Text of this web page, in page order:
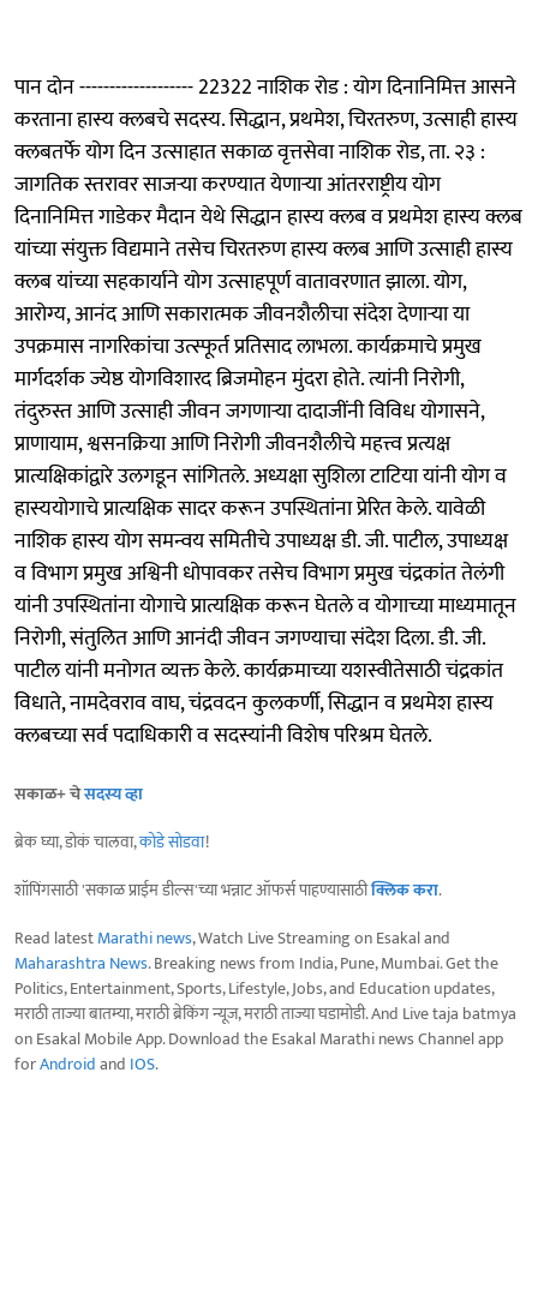
पान दोन ------------------- 22322 नाशिक रोड : योग दिनानिमित्त आसने
करताना हास्य क्लबचे सदस्य. सिद्धान, प्रथमेश, चिरतरुण, उत्साही हास्य
क्लबतर्फे योग दिन उत्साहात सकाळ वृत्तसेवा नाशिक रोड, ता. २३ :
जागतिक स्तरावर साजऱ्या करण्यात येणाऱ्या आंतरराष्ट्रीय योग
दिनानिमित्त गाडेकर मैदान येथे सिद्धान हास्य क्लब व प्रथमेश हास्य क्लब
यांच्या संयुक्त विद्यमाने तसेच चिरतरुण हास्य क्लब आणि उत्साही हास्य
क्लब यांच्या सहकार्याने योग उत्साहपूर्ण वातावरणात झाला. योग,
आरोग्य, आनंद आणि सकारात्मक जीवनशैलीचा संदेश देणाऱ्या या
उपक्रमास नागरिकांचा उत्स्फूर्त प्रतिसाद लाभला. कार्यक्रमाचे प्रमुख
मार्गदर्शक ज्येष्ठ योगविशारद ब्रिजमोहन मुंदरा होते. त्यांनी निरोगी,
तंदुरुस्त आणि उत्साही जीवन जगणाऱ्या दादाजींनी विविध योगासने,
प्राणायाम, श्वसनक्रिया आणि निरोगी जीवनशैलीचे महत्त्व प्रत्यक्ष
प्रात्यक्षिकांद्वारे उलगडून सांगितले. अध्यक्षा सुशिला टाटिया यांनी योग व
हास्ययोगाचे प्रात्यक्षिक सादर करून उपस्थितांना प्रेरित केले. यावेळी
नाशिक हास्य योग समन्वय समितीचे उपाध्यक्ष डी. जी. पाटील, उपाध्यक्ष
व विभाग प्रमुख अश्विनी धोपावकर तसेच विभाग प्रमुख चंद्रकांत तेलंगी
यांनी उपस्थितांना योगाचे प्रात्यक्षिक करून घेतले व योगाच्या माध्यमातून
निरोगी, संतुलित आणि आनंदी जीवन जगण्याचा संदेश दिला. डी. जी.
पाटील यांनी मनोगत व्यक्त केले. कार्यक्रमाच्या यशस्वीतेसाठी चंद्रकांत
विधाते, नामदेवराव वाघ, चंद्रवदन कुलकर्णी, सिद्धान व प्रथमेश हास्य
क्लबच्या सर्व पदाधिकारी व सदस्यांनी विशेष परिश्रम घेतले.
सकाळ+ चेसदस्य व्हा
ब्रेक घ्या, डोकं चालवा,कोडे सोडवा!
शॉपिंगसाठी 'सकाळ प्राईम डील्स'च्या भन्नाट ऑफर्स पाहण्यासाठीक्लिक करा.
Read latestMarathi news, Watch Live Streaming on Esakal and
Maharashtra News. Breaking news from India, Pune, Mumbai. Get the
Politics, Entertainment, Sports, Lifestyle, Jobs, and Education updates,
मराठी ताज्या बातम्या, मराठी ब्रेकिंग न्यूज, मराठी ताज्या घडामोडी. And Live taja batmya
on Esakal Mobile App. Download the Esakal Marathi news Channel app
forAndroidand IOS.